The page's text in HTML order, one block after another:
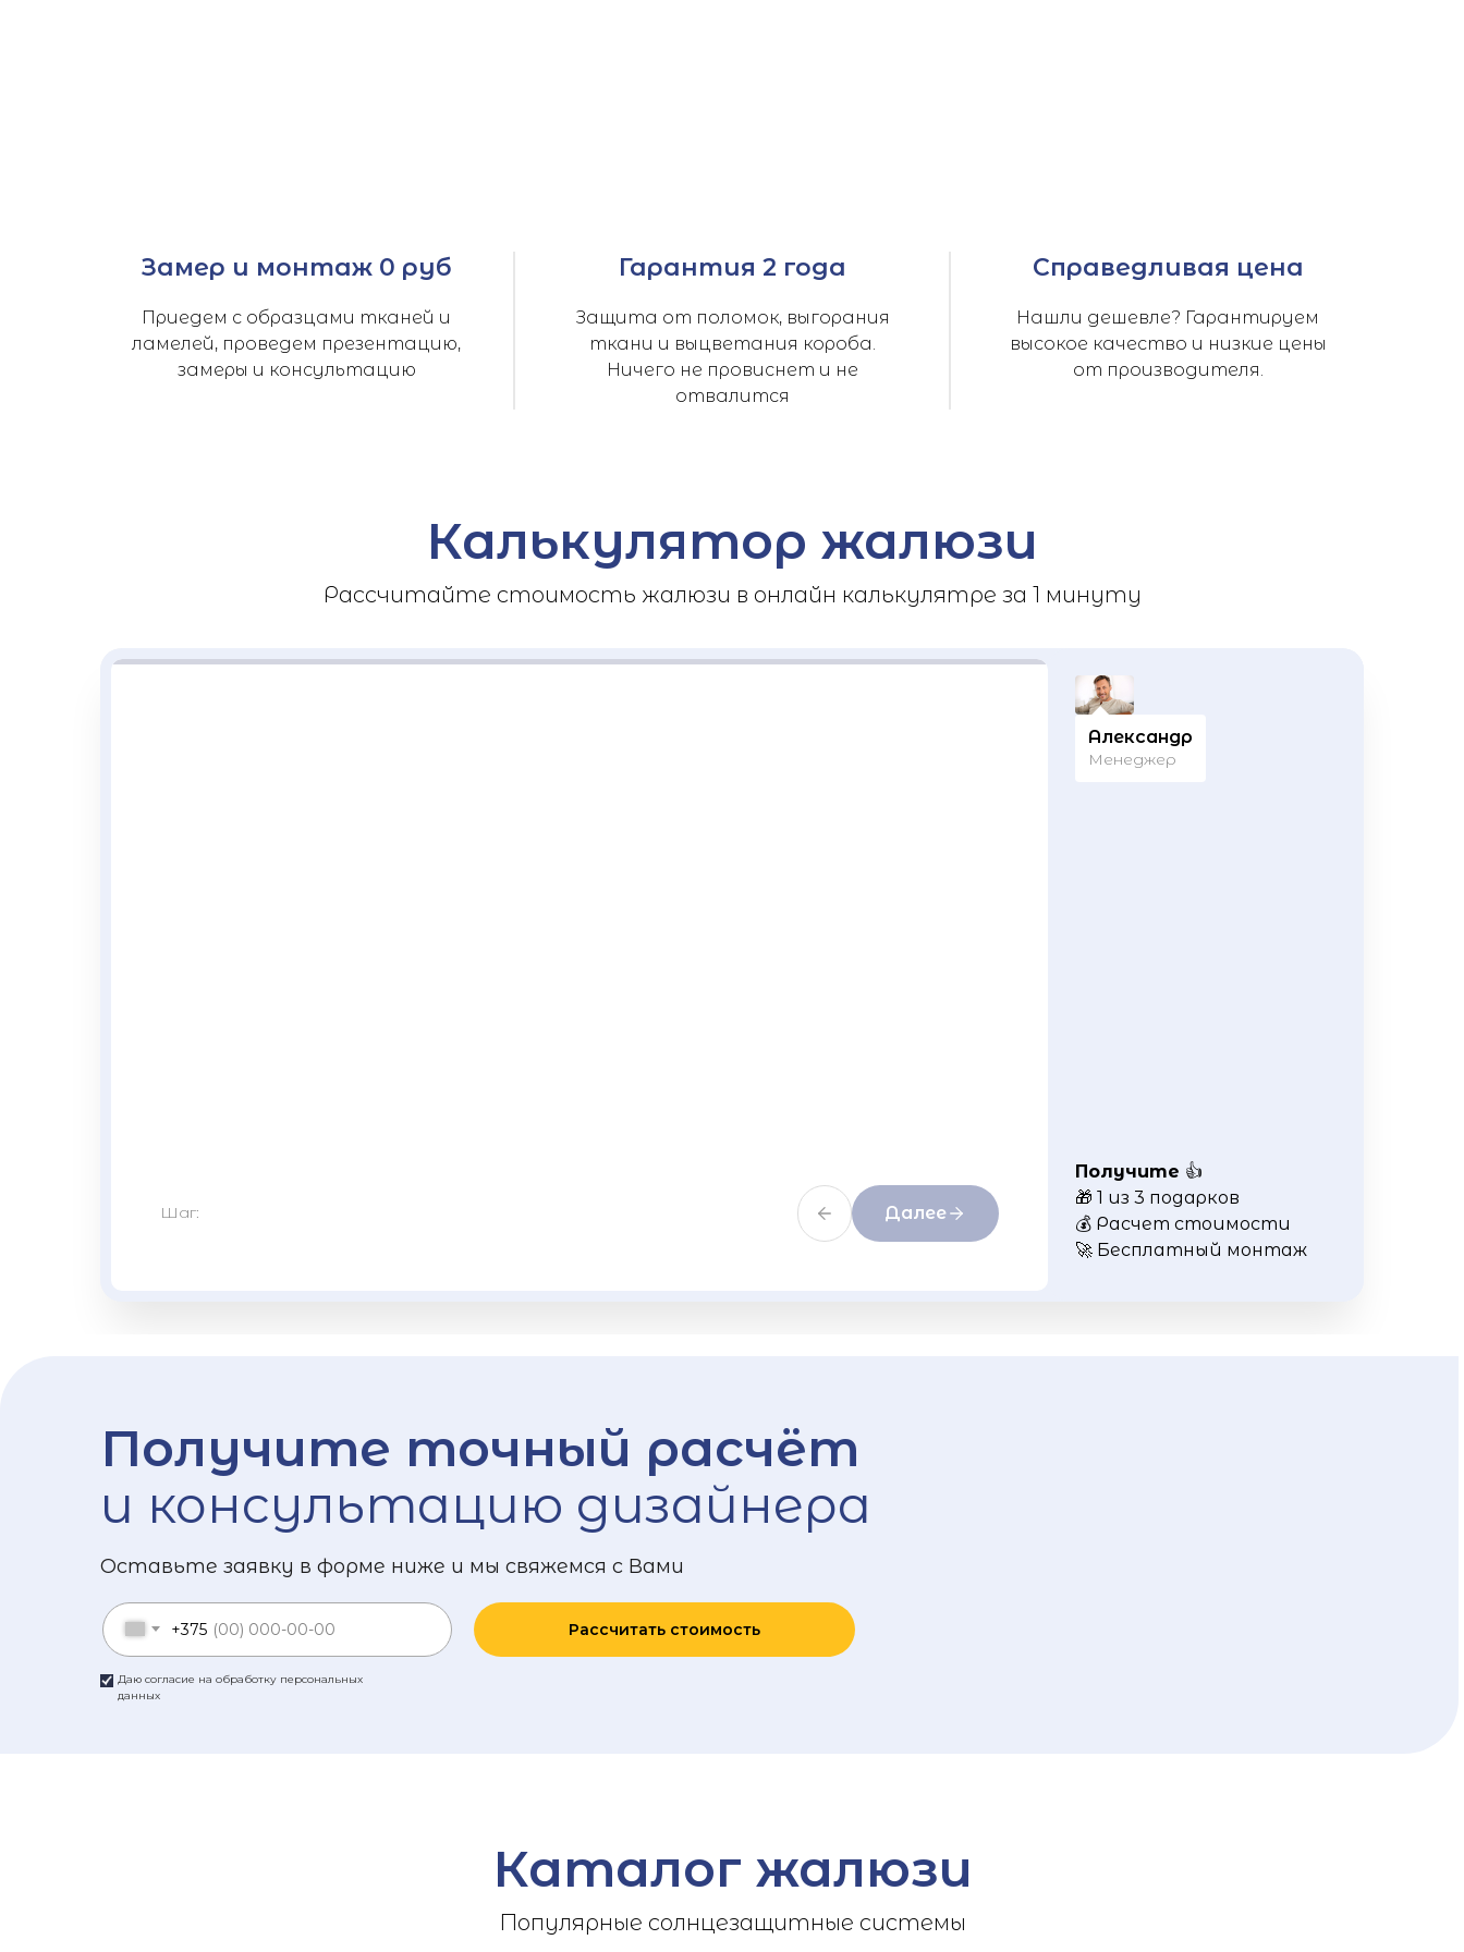
Замер и монтаж 0 руб
Приедем с образцами тканей и
ламелей, проведем презентацию,
замеры и консультацию
Гарантия 2 года
Защита от поломок, выгорания
ткани и выцветания короба.
Ничего не провиснет и не
отвалится
Справедливая цена
Нашли дешевле? Гарантируем
высокое качество и низкие цены
от производителя.
Калькулятор жалюзи
Рассчитайте стоимость жалюзи в онлайн калькулятре за 1 минуту
Александр
Менеджер
Получите 👍
🎁 1 из 3 подарков
💰 Расчет стоимости
🚀 Бесплатный монтаж
Шаг: Далее
Получите точный расчёт
и консультацию дизайнера
Оставьте заявку в форме ниже и мы свяжемся с Вами
Даю согласие на обработку персональных
данных
+375 Рассчитать стоимость
Каталог жалюзи
Популярные солнцезащитные системы